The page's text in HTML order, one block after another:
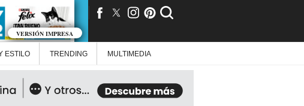
VERSIÓN IMPRESA
ESTILO TRENDING MULTIMEDIA